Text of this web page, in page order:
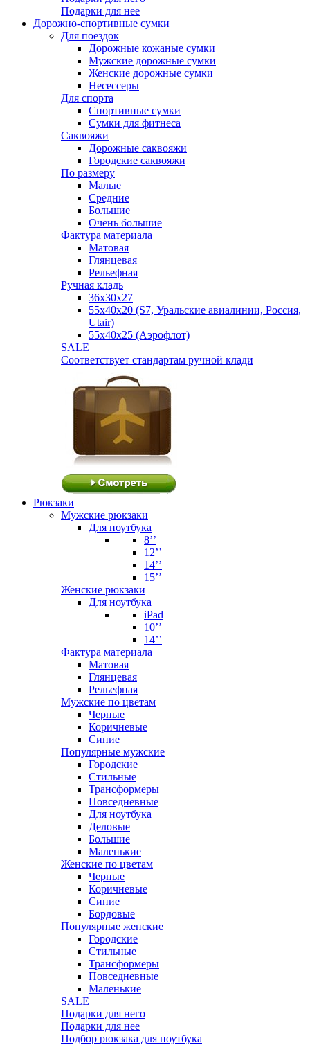
Подарки для нее
Дорожно-спортивные сумки
Для поездок
Дорожные кожаные сумки
Мужские дорожные сумки
Женские дорожные сумки
Несессеры
Для спорта
Спортивные сумки
Сумки для фитнеса
Саквояжи
Дорожные саквояжи
Городские саквояжи
По размеру
Малые
Средние
Большие
Очень большие
Фактура материала
Матовая
Глянцевая
Рельефная
Ручная кладь
36х30x27
55х40х20 (S7, Уральские авиалинии, Россия,
Utair)
55х40х25 (Аэрофлот)
SALE
Соответствует стандартам ручной клади
Рюкзаки
Мужские рюкзаки
Для ноутбука
8’’
12’’
14’’
15’’
Женские рюкзаки
Для ноутбука
iPad
10’’
14’’
Фактура материала
Матовая
Глянцевая
Рельефная
Мужские по цветам
Черные
Коричневые
Синие
Популярные мужские
Городские
Стильные
Трансформеры
Повседневные
Для ноутбука
Деловые
Большие
Маленькие
Женские по цветам
Черные
Коричневые
Синие
Бордовые
Популярные женские
Городские
Стильные
Трансформеры
Повседневные
Маленькие
SALE
Подарки для него
Подарки для нее
Подбор рюкзака для ноутбука